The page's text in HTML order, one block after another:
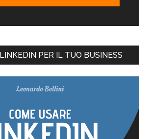
PER IL TUO BUSINESS